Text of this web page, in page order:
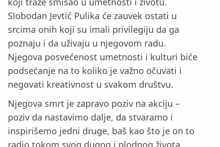
Slobodan Jevtić Pulika će zauvek ostati u
srcima onih koji su imali privilegiju da ga
poznaju i da uživaju u njegovom radu.
Njegova posvećenost umetnosti i kulturi biće
podsećanje na to koliko je važno očuvati i
negovati kreativnost u svakom društvu.
Njegova smrt je zapravo poziv na akciju –
poziv da nastavimo dalje, da stvaramo i
inspirišemo jedni druge, baš kao što je on to
radio tokom svog dugog i plodnog života.